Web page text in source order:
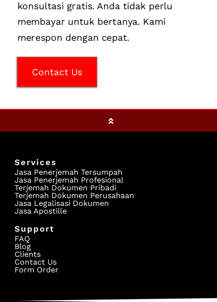
konsultasi gratis. Anda tidak perlu
membayar untuk bertanya. Kami
merespon dengan cepat.
Contact Us
Services
Jasa Penerjemah Tersumpah
Jasa Penerjemah Profesional
Terjemah Dokumen Pribadi
Terjemah Dokumen Perusahaan
Jasa Legalisasi Dokumen
Jasa Apostille
Support
FAQ
Blog
Clients
Contact Us
Form Order